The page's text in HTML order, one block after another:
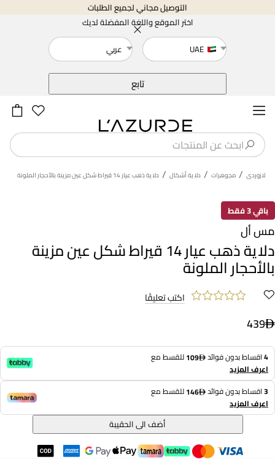
التوصيل مجاني لجميع الطلبات
اختر الموقع واللغة المفضلة لديك
UAE
عربي
تابع
لازوردى / مجوهرات / دلاية أشكال / دلاية ذهب عيار 14 قيراط شكل عين مزينة بالأحجار الملونة
باقي 3 فقط
مس أل
دلاية ذهب عيار 14 قيراط شكل عين مزينة
بالأحجار الملونة
اكتب تعليقًا
439
4اقساط بدون فوائد 109للقسط مع
اعرف المزيد
3اقساط بدون فوائد 146للقسط مع
اعرف المزيد
أضف الى الحقيبة